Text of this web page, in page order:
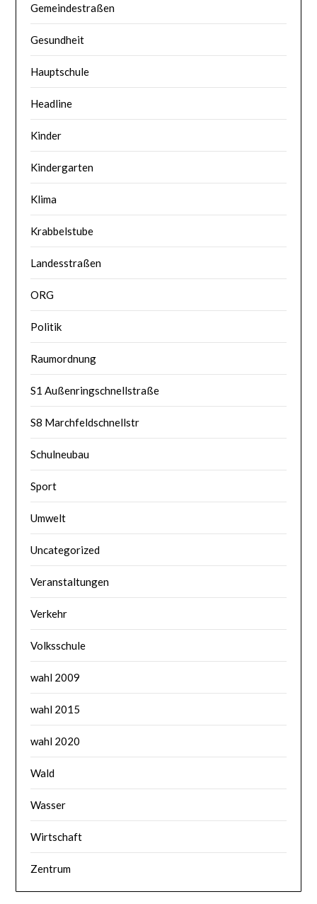
Gemeindestraßen
Gesundheit
Hauptschule
Headline
Kinder
Kindergarten
Klima
Krabbelstube
Landesstraßen
ORG
Politik
Raumordnung
S1 Außenringschnellstraße
S8 Marchfeldschnellstr
Schulneubau
Sport
Umwelt
Uncategorized
Veranstaltungen
Verkehr
Volksschule
wahl 2009
wahl 2015
wahl 2020
Wald
Wasser
Wirtschaft
Zentrum